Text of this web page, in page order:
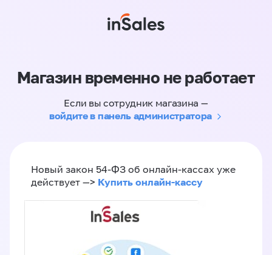
Магазин временно не работает
Если вы сотрудник магазина —
войдите в панель администратора
Новый закон 54-ФЗ об онлайн-кассах уже
действует —> Купить онлайн-кассу